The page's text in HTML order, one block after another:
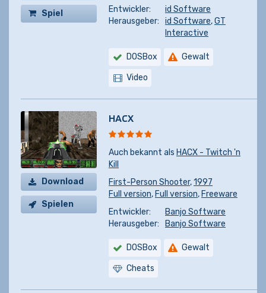
Spiel
Entwickler:
id Software
Herausgeber:
id Software,GT
Interactive
DOSBox Gewalt
Video
Download
Spielen
HACX
Auch bekannt als HACX - Twitch 'n
Kill
First-Person Shooter,1997
Full version, Full version, Freeware
Entwickler:
Banjo Software
Herausgeber:
Banjo Software
DOSBox Gewalt
Cheats